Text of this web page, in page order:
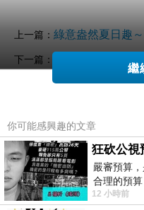
上一篇： 綠意盎然夏日趣
下一篇： 自然生活手作秋
繼
你可能感興趣的文章
狂砍公視
嚴審預算
合理的預
要編列公視
12 小時前